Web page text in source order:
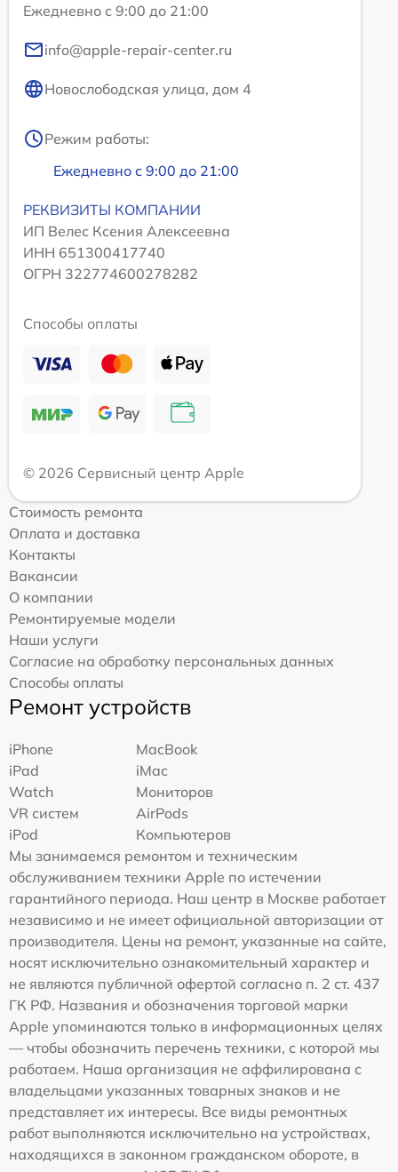
Ежедневно с 9:00 до 21:00
info@apple-repair-center.ru
Новослободская улица, дом 4
Режим работы:
Ежедневно с 9:00 до 21:00
РЕКВИЗИТЫ КОМПАНИИ
ИП Велес Ксения Алексеевна
ИНН 651300417740
ОГРН 322774600278282
Способы оплаты
© 2026 Сервисный центр Apple
Стоимость ремонта
Оплата и доставка
Контакты
Вакансии
О компании
Ремонтируемые модели
Наши услуги
Согласие на обработку персональных данных
Способы оплаты
Ремонт устройств
iPhone
MacBook
iPad
iMac
Watch
Мониторов
VR систем
AirPods
iPod
Компьютеров
Мы занимаемся ремонтом и техническим
обслуживанием техники Apple по истечении
гарантийного периода. Наш центр в Москве работает
независимо и не имеет официальной авторизации от
производителя. Цены на ремонт, указанные на сайте,
носят исключительно ознакомительный характер и
не являются публичной офертой согласно п. 2 ст. 437
ГК РФ. Названия и обозначения торговой марки
Apple упоминаются только в информационных целях
— чтобы обозначить перечень техники, с которой мы
работаем. Наша организация не аффилирована с
владельцами указанных товарных знаков и не
представляет их интересы. Все виды ремонтных
работ выполняются исключительно на устройствах,
находящихся в законном гражданском обороте, в